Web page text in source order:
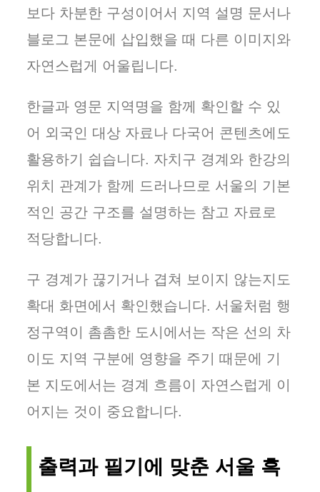
보다 차분한 구성이어서 지역 설명 문서나
블로그 본문에 삽입했을 때 다른 이미지와
자연스럽게 어울립니다.
한글과 영문 지역명을 함께 확인할 수 있
어 외국인 대상 자료나 다국어 콘텐츠에도
활용하기 쉽습니다. 자치구 경계와 한강의
위치 관계가 함께 드러나므로 서울의 기본
적인 공간 구조를 설명하는 참고 자료로
적당합니다.
구 경계가 끊기거나 겹쳐 보이지 않는지도
확대 화면에서 확인했습니다. 서울처럼 행
정구역이 촘촘한 도시에서는 작은 선의 차
이도 지역 구분에 영향을 주기 때문에 기
본 지도에서는 경계 흐름이 자연스럽게 이
어지는 것이 중요합니다.
출력과 필기에 맞춘 서울 흑